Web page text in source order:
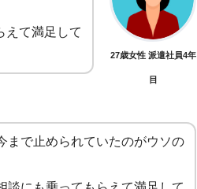
えて満足して
27歳女性 派遣社員4年
目
まで止められていたのがウソの